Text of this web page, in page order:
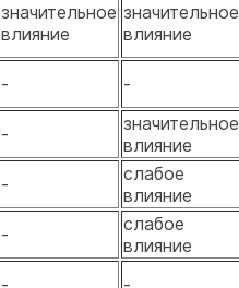
значительное
влияние
значительное
влияние
- -
-
значительное
влияние
-
слабое
влияние
-
слабое
влияние